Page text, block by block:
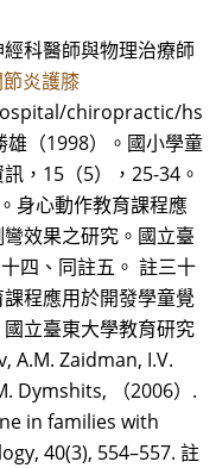
科醫師與物理治療師
節炎護膝
chiropractic/hs
（1998）。國小學童
，15（5），25-34。
身心動作教育課程應
效果之研究。國立臺
四、同註五。 註三十
程應用於開發學童覺
立臺東大學教育研究
A.M. Zaidman, I.V.
Dymshits, （2006）.
in families with
40(3), 554–557. 註